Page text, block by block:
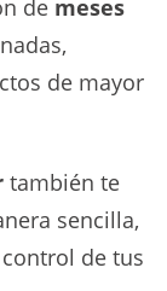
de meses
de mayor
también te
sencilla,
de tus